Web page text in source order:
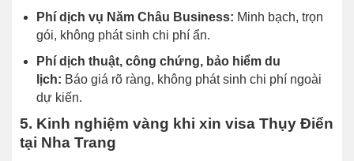
Phí dịch vụ Năm Châu Business: Minh bạch, trọn
gói, không phát sinh chi phí ẩn.
Phí dịch thuật, công chứng, bảo hiểm du
lịch: Báo giá rõ ràng, không phát sinh chi phí ngoài
dự kiến.
5. Kinh nghiệm vàng khi xin visa Thụy Điển
tại Nha Trang